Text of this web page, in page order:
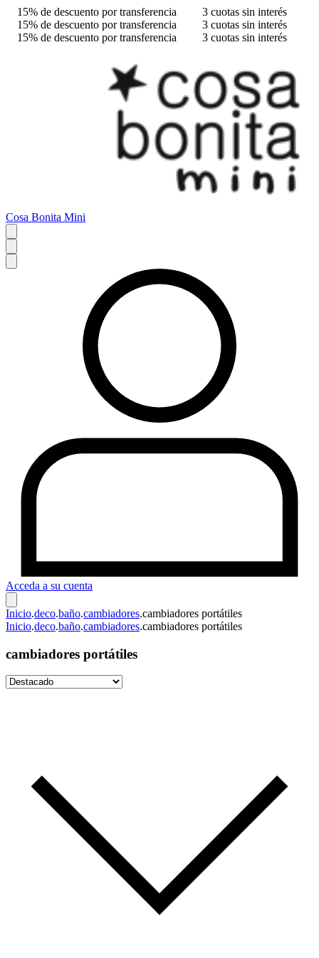
15% de descuento por transferencia
3 cuotas sin interés
15% de descuento por transferencia
3 cuotas sin interés
15% de descuento por transferencia
3 cuotas sin interés
Cosa Bonita Mini
Acceda a su cuenta
Inicio.deco.baño.cambiadores.cambiadores portátiles
Inicio.deco.baño.cambiadores.cambiadores portátiles
cambiadores portátiles